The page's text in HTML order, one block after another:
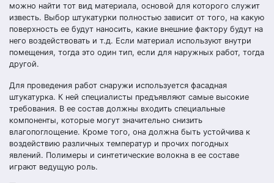
можно найти тот вид материала, основой для которого служит
известь. Выбор штукатурки полностью зависит от того, на какую
поверхность ее будут наносить, какие внешние фактору будут на
него воздействовать и т.д. Если материал используют внутри
помещения, тогда это один тип, если для наружных работ, тогда
другой.
Для проведения работ снаружи используется фасадная
штукатурка. К ней специалисты предъявляют самые высокие
требования. В ее состав должны входить специальные
компоненты, которые могут значительно снизить
влагопоглощение. Кроме того, она должна быть устойчива к
воздействию различных температур и прочих погодных
явлений. Полимеры и синтетические волокна в ее составе
играют ведущую роль.